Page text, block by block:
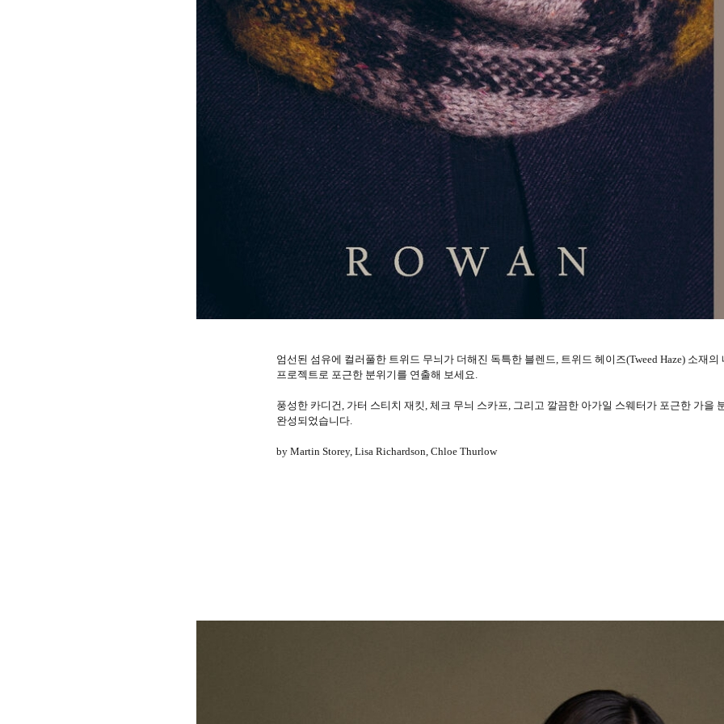
엄선된 섬유에 컬러풀한 트위드 무늬가 더해진 독특한 블렌드, 트위드 헤이즈(Tweed Haze) 소재의
프로젝트로 포근한 분위기를 연출해 보세요.
풍성한 카디건, 가터 스티치 재킷, 체크 무늬 스카프, 그리고 깔끔한 아가일 스웨터가 포근한 가을
완성되었습니다.
by Martin Storey, Lisa Richardson, Chloe Thurlow